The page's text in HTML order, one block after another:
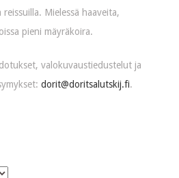
Mielessä haaveita,
pieni mäyräkoira.
valokuvaustiedustelut ja
dorit@doritsalutskij.fi.